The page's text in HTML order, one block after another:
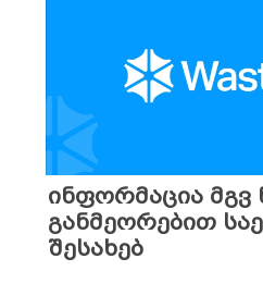
ინფორმაცია მგვ
განმეორებით
შესახებ